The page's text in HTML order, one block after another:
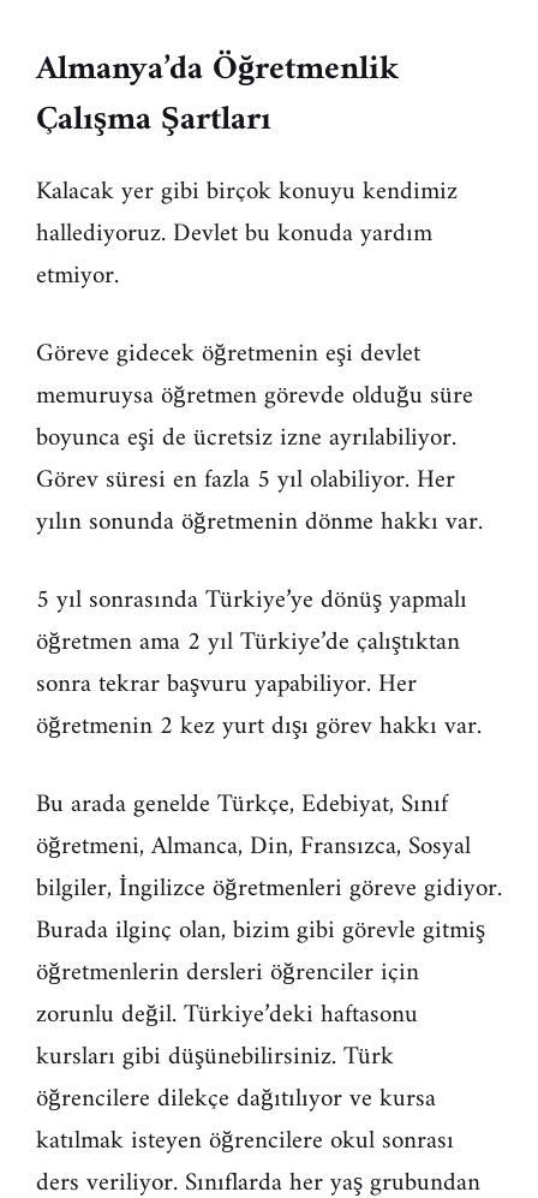
Almanya’da Öğretmenlik
Çalışma Şartları
Kalacak yer gibi birçok konuyu kendimiz
hallediyoruz. Devlet bu konuda yardım
etmiyor.
Göreve gidecek öğretmenin eşi devlet
memuruysa öğretmen görevde olduğu süre
boyunca eşi de ücretsiz izne ayrılabiliyor.
Görev süresi en fazla 5 yıl olabiliyor. Her
yılın sonunda öğretmenin dönme hakkı var.
5 yıl sonrasında Türkiye’ye dönüş yapmalı
öğretmen ama 2 yıl Türkiye’de çalıştıktan
sonra tekrar başvuru yapabiliyor. Her
öğretmenin 2 kez yurt dışı görev hakkı var.
Bu arada genelde Türkçe, Edebiyat, Sınıf
öğretmeni, Almanca, Din, Fransızca, Sosyal
bilgiler, İngilizce öğretmenleri göreve gidiyor.
Burada ilginç olan, bizim gibi görevle gitmiş
öğretmenlerin dersleri öğrenciler için
zorunlu değil. Türkiye’deki haftasonu
kursları gibi düşünebilirsiniz. Türk
öğrencilere dilekçe dağıtılıyor ve kursa
katılmak isteyen öğrencilere okul sonrası
ders veriliyor. Sınıflarda her yaş grubundan